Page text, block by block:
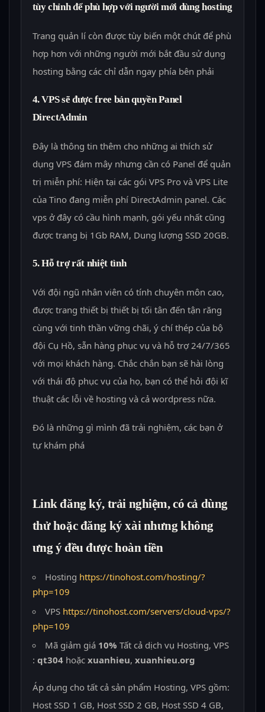
tùy chỉnh để phù hợp với người mới dùng hosting
Trang quản lí còn được tùy biến một chút để phù
hợp hơn với những người mới bắt đầu sử dụng
hosting bằng các chỉ dẫn ngay phía bên phải
4. VPS sẽ được free bản quyền Panel
DirectAdmin
Đây là thông tin thêm cho những ai thích sử
dụng VPS đám mây nhưng cần có Panel để quản
trị miễn phí: Hiện tại các gói VPS Pro và VPS Lite
của Tino đang miễn phí DirectAdmin panel. Các
vps ở đây có cầu hình mạnh, gói yếu nhất cũng
được trang bị 1Gb RAM, Dung lượng SSD 20GB.
5. Hỗ trợ rất nhiệt tình
Với đội ngũ nhân viên có tính chuyên môn cao,
được trang thiết bị thiết bị tối tân đến tận răng
cùng với tinh thần vững chãi, ý chí thép của bộ
đội Cụ Hồ, sẵn hàng phục vụ và hỗ trợ 24/7/365
với mọi khách hàng. Chắc chắn bạn sẽ hài lòng
với thái độ phục vụ của họ, bạn có thể hỏi đội kĩ
thuật các lỗi về hosting và cả wordpress nữa.
Đó là những gì mình đã trải nghiệm, các bạn ở
tự khám phá
Link đăng ký, trải nghiệm, có cả dùng
thử hoặc đăng ký xài nhưng không
ưng ý đều được hoàn tiền
Hosting https://tinohost.com/hosting/?
php=109
VPS https://tinohost.com/servers/cloud-vps/?
php=109
Mã giảm giá 10% Tất cả dịch vụ Hosting, VPS
: qt304hoặc xuanhieu, xuanhieu.org
Áp dụng cho tất cả sản phẩm Hosting, VPS gồm:
Host SSD 1 GB, Host SSD 2 GB, Host SSD 4 GB,